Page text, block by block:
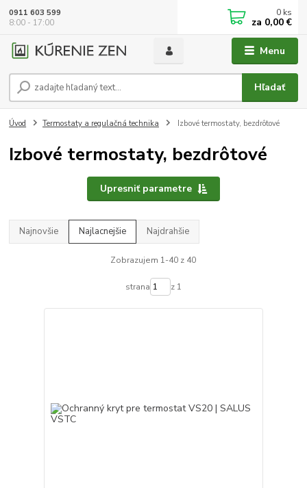
Menu
Hľadať
0911 603 599
8:00 - 17:00
0 ks
za 0,00 €
Úvod Termostaty a regulačná technika Izbové termostaty, bezdrôtové
Izbové termostaty, bezdrôtové
Upresniť parametre
Najnovšie Najlacnejšie Najdrahšie
Zobrazujem 1-40 z 40
strana z 1